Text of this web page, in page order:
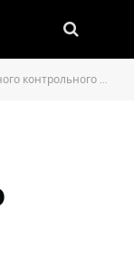
транспортных средств по дорогам страны, а также устранения заторов на улицах и проспектах городов Душанбе, Вахдат, Куляб, Бохтар, а также даны поручения ответственным лицам по усилению контроля.